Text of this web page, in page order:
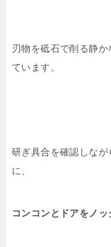
刃物を砥石で削る静
ています。
研ぎ具合を確認しな
に、
コンコンとドアをノッ